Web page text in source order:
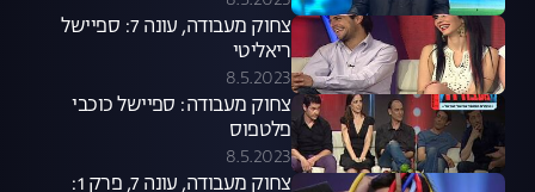
צחוק מעבודה, עונה 7: ספיישל
ריאליטי
8.5.2023
צחוק מעבודה: ספיישל כוכבי
פלטפוס
8.5.2023
צחוק מעבודה, עונה 7, פרק 1: